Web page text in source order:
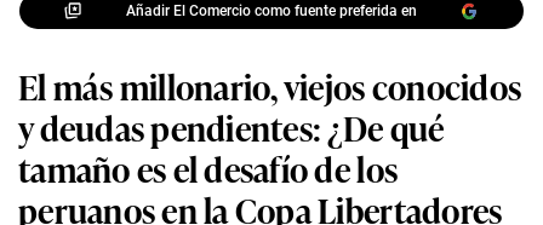
Añadir El Comercio como fuente preferida en
El más millonario, viejos conocidos
y deudas pendientes: ¿De qué
tamaño es el desafío de los
peruanos en la Copa Libertadores